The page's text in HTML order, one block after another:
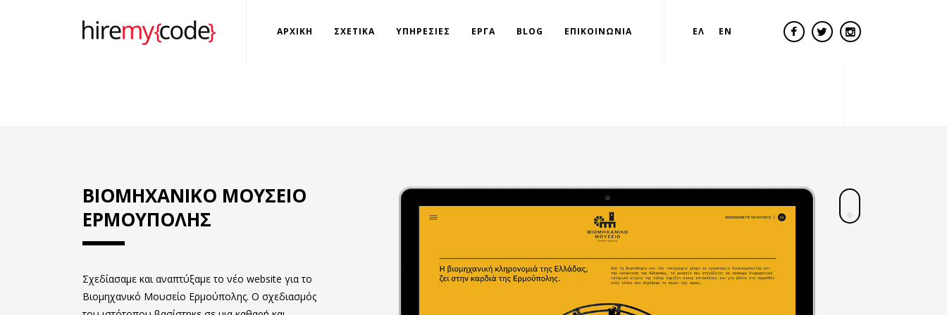
ΑΡΧΙΚΗ ΣΧΕΤΙΚΑ ΥΠΗΡΕΣΙΕΣ ΕΡΓΑ BLOG ΕΠΙΚΟΙΝΩΝΙΑ ΕΛ EN
ΒΙΟΜΗΧΑΝΙΚΟ ΜΟΥΣΕΙΟ
ΕΡΜΟΥΠΟΛΗΣ
Σχεδίασαμε και αναπτύξαμε το νέο website για το
Βιομηχανικό Μουσείο Ερμούπολης. Ο σχεδιασμός